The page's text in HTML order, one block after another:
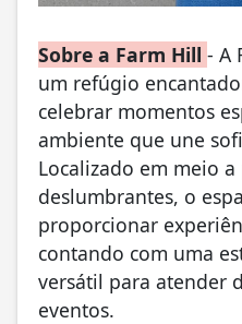
Sobre a Farm Hill - A
um refúgio
celebrar momentos
ambiente que une
Localizado em meio a
deslumbrantes, o
proporcionar
contando com uma
versátil para atender
eventos.